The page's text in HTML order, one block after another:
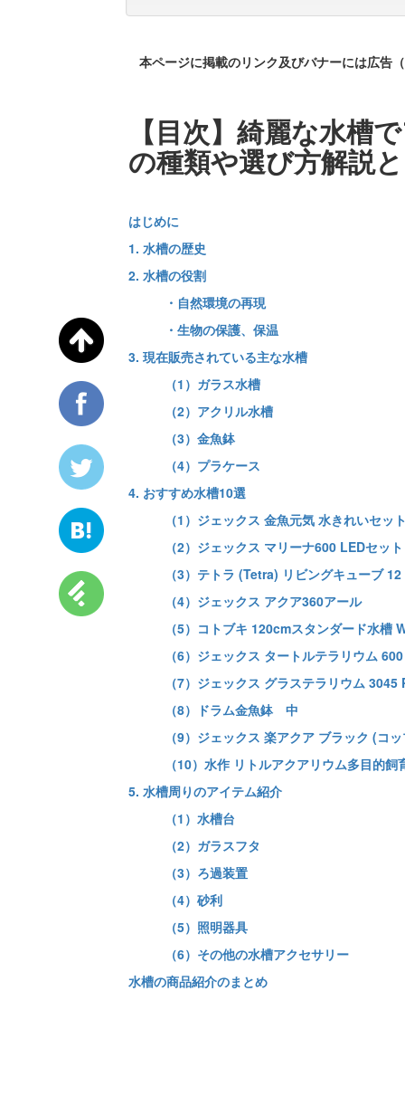
本ページに掲載のリンク及びバナーには広告
【目次】綺麗な水槽
の種類や選び方解説
はじめに
1. 水槽の歴史
2. 水槽の役割
・自然環境の再現
・生物の保護、保温
3. 現在販売されている主な水槽
（1）ガラス水槽
（2）アクリル水槽
（3）金魚鉢
（4）プラケース
4. おすすめ水槽10選
（1）ジェックス 金魚元気 水きれいセ
（2）ジェックス マリーナ600 LEDセッ
（3）テトラ (Tetra) リビングキューブ
（4）ジェックス アクア360アール
（5）コトブキ 120cmスタンダード水槽
（6）ジェックス タートルテラリウム 600
（7）ジェックス グラステラリウム
（8）ドラム金魚鉢 中
（9）ジェックス 楽アクア ブラック (
（10）水作 リトルアクアリウム多目的
5. 水槽周りのアイテム紹介
（1）水槽台
（2）ガラスフタ
（3）ろ過装置
（4）砂利
（5）照明器具
（6）その他の水槽アクセサリー
水槽の商品紹介のまとめ